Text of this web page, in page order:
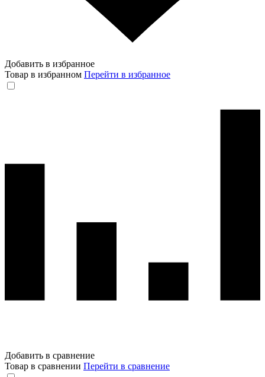
Добавить в избранное
Товар в избранном Перейти в избранное
Добавить в сравнение
Товар в сравнении Перейти в сравнение